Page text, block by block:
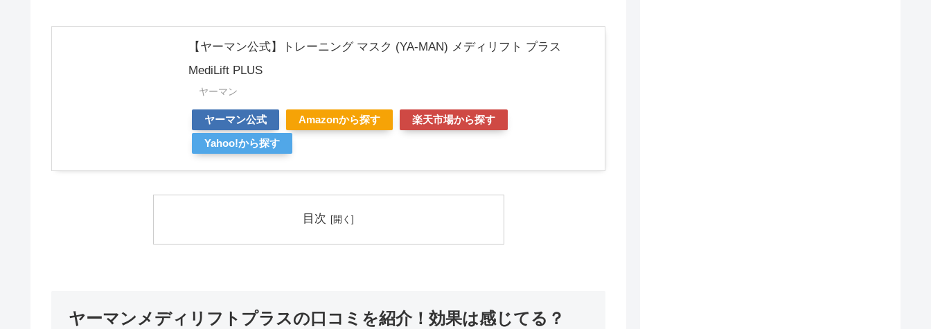
【ヤーマン公式】トレーニング マスク (YA-MAN) メディリフト プラス
MediLift PLUS
ヤーマン
ヤーマン公式 Amazonから探す
楽天市場から探す
Yahoo!から探す
目次
ヤーマンメディリフトプラスの口コミを紹介！効果は感じてる？